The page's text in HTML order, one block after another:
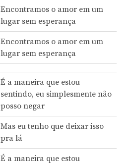
Encontramos o amor em um
lugar sem esperança
Encontramos o amor em um
lugar sem esperança
É a maneira que estou
sentindo, eu simplesmente não
posso negar
Mas eu tenho que deixar isso
pra lá
É a maneira que estou